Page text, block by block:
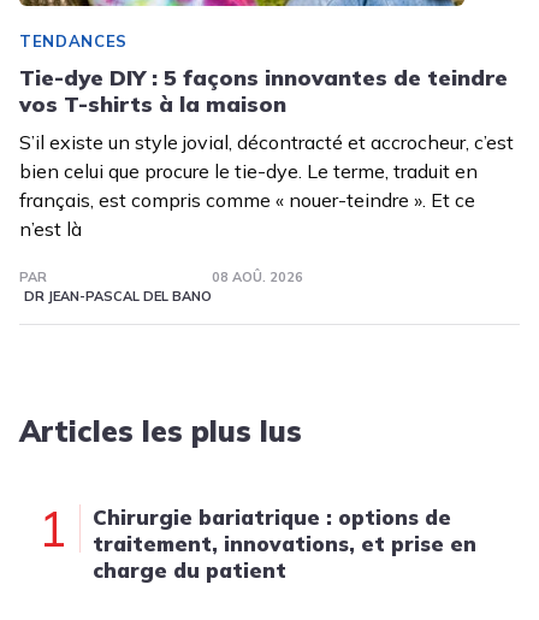
TENDANCES
Tie-dye DIY : 5 façons innovantes de teindre
vos T-shirts à la maison
S’il existe un style jovial, décontracté et accrocheur, c’est
bien celui que procure le tie-dye. Le terme, traduit en
français, est compris comme « nouer-teindre ». Et ce
n’est là
PAR
DR JEAN-PASCAL DEL BANO
08 AOÛ. 2026
Articles les plus lus
1
Chirurgie bariatrique : options de
traitement, innovations, et prise en
charge du patient